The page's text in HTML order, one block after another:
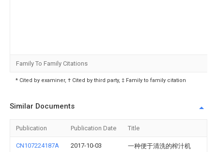
Family To Family Citations
* Cited by examiner, † Cited by third party, ‡ Family to family citation
Similar Documents
Publication Publication Date Title
CN107224187A 2017-10-03 一种便于清洗的榨汁机